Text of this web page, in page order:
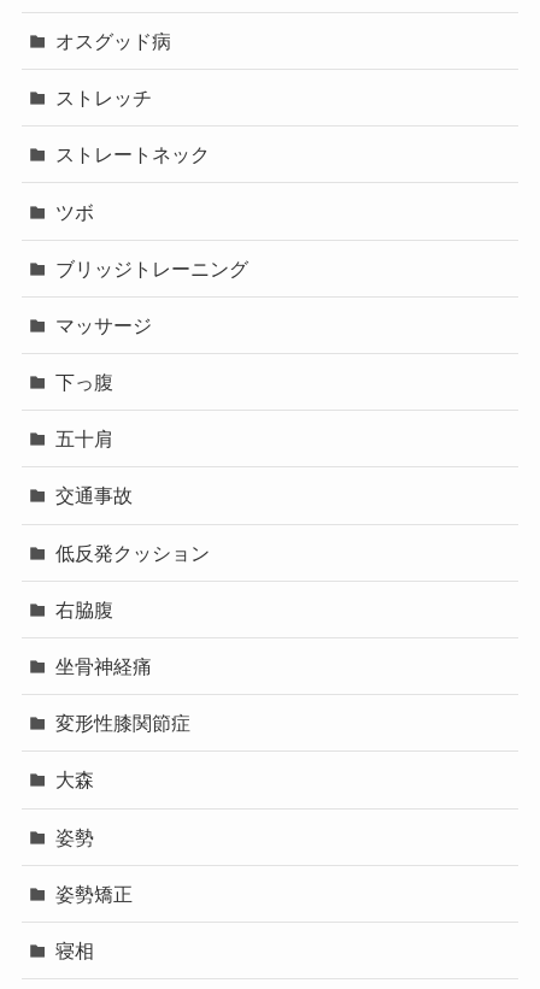
オスグッド病
ストレッチ
ストレートネック
ツボ
ブリッジトレーニング
マッサージ
下っ腹
五十肩
交通事故
低反発クッション
右脇腹
坐骨神経痛
変形性膝関節症
大森
姿勢
姿勢矯正
寝相